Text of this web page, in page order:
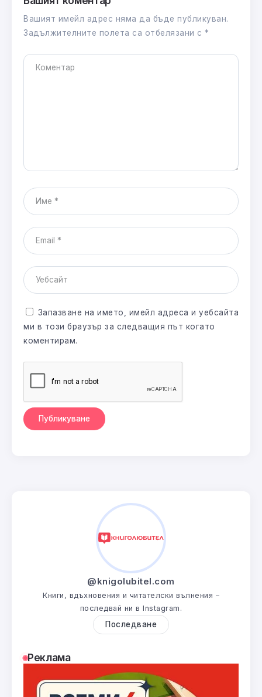
Вашият имейл адрес няма да бъде публикуван.
Задължителните полета са отбелязани с *
Запазване на името, имейл адреса и уебсайта
ми в този браузър за следващия път когато
коментирам.
@knigolubitel.com
Книги, вдъхновения и читателски вълнения –
последвай ни в Instagram.
Последване
Реклама